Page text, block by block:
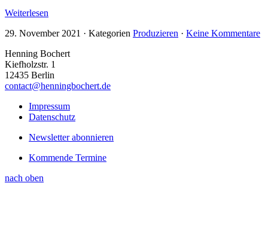
Weiterlesen
29. November 2021 · Kategorien Produzieren · Keine Kommentare
Henning Bochert
Kiefholzstr. 1
12435 Berlin
contact@henningbochert.de
Impressum
Datenschutz
Newsletter abonnieren
Kommende Termine
nach oben